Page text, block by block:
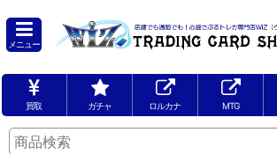
メニュー
買取 ガチャ ロルカナ MTG